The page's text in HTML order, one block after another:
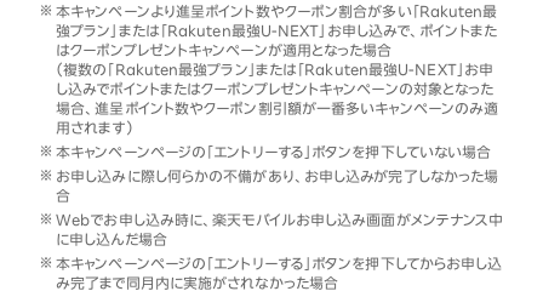
本キャンペーンより進呈ポイント数やクーポン割合が多い「Rakuten最
強プラン」または「Rakuten最強U-NEXT」お申し込みで、ポイントまた
はクーポンプレゼントキャンペーンが適用となった場合
（複数の「Rakuten最強プラン」または「Rakuten最強U-NEXT」お申
し込みでポイントまたはクーポンプレゼントキャンペーンの対象となった
場合、進呈ポイント数やクーポン割引額が一番多いキャンペーンのみ適
用されます）
本キャンペーンページの「エントリーする」ボタンを押下していない場合
お申し込みに際し何らかの不備があり、お申し込みが完了しなかった場
合
Webでお申し込み時に、楽天モバイルお申し込み画面がメンテナンス中
に申し込んだ場合
本キャンペーンページの「エントリーする」ボタンを押下してからお申し込
み完了まで同月内に実施がされなかった場合